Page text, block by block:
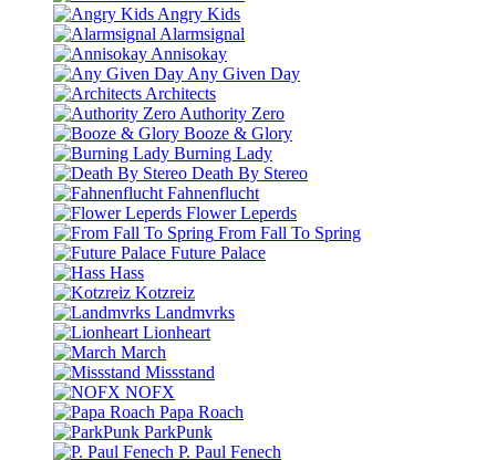
Angry Kids
Alarmsignal
Annisokay
Any Given Day
Architects
Authority Zero
Booze & Glory
Burning Lady
Death By Stereo
Fahnenflucht
Flower Leperds
From Fall To Spring
Future Palace
Hass
Kotzreiz
Landmvrks
Lionheart
March
Missstand
NOFX
Papa Roach
ParkPunk
P. Paul Fenech